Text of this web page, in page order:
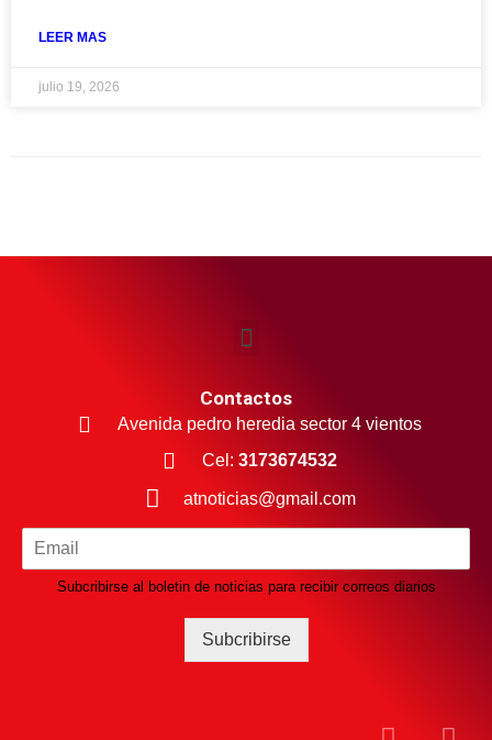
LEER MAS
julio 19, 2026
Contactos
Avenida pedro heredia sector 4 vientos
Cel: 3173674532
atnoticias@gmail.com
Subcribirse al boletin de noticias para recibir correos diarios
Subcribirse